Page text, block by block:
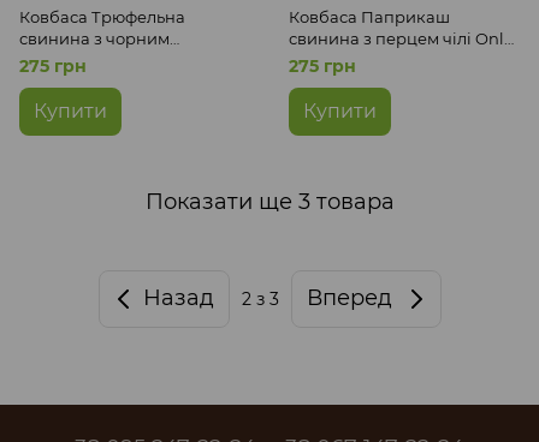
Ковбаса Трюфельна
свинина з чорним
трюфелем Only Meat Craft
275 грн
Купити
Ковбаса Паприкаш
свинина з перцем чілі Only
Meat Craft 190 г
275 грн
Купити
Показати ще 3 товара
Назад 2з 3 Вперед